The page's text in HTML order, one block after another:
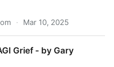
· Mar 10, 2025
Grief - by Gary